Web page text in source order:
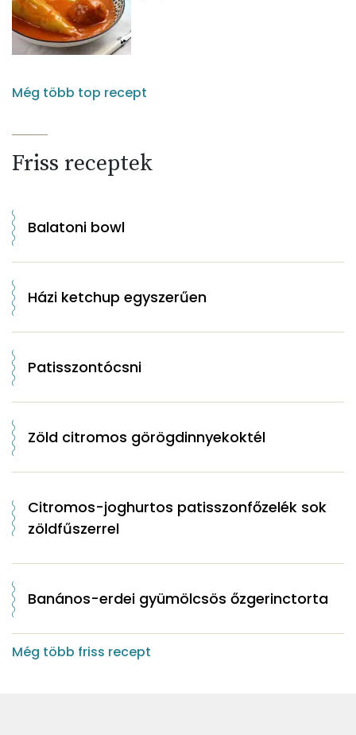
Még több top recept
Friss receptek
Balatoni bowl
Házi ketchup egyszerűen
Patisszontócsni
Zöld citromos görögdinnyekoktél
Citromos-joghurtos patisszonfőzelék sok
zöldfűszerrel
Banános-erdei gyümölcsös őzgerinctorta
Még több friss recept